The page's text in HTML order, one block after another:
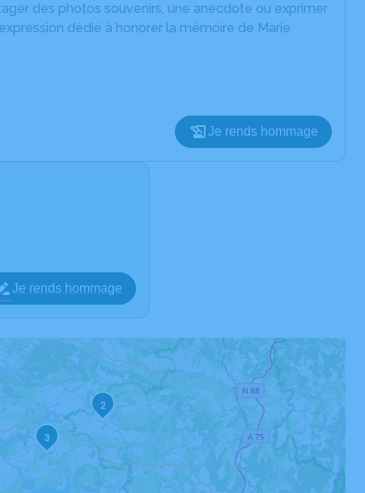
des photos souvenirs, une anecdote ou exprimer
dédié à honorer la mémoire de Marie
Je rends hommage
Je rends hommage
2
3